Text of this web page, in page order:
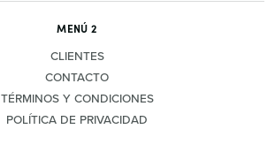
MENÚ 2
CLIENTES
CONTACTO
TÉRMINOS Y CONDICIONES
POLÍTICA DE PRIVACIDAD